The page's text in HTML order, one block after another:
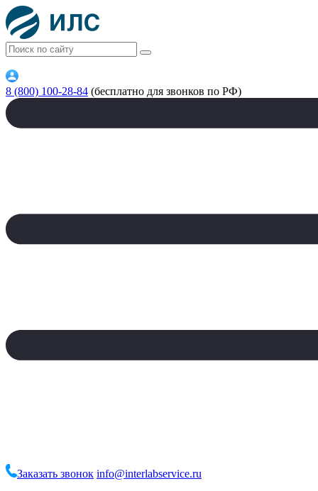
8 (800) 100-28-84 (бесплатно для звонков по РФ)
Заказать звонок info@interlabservice.ru